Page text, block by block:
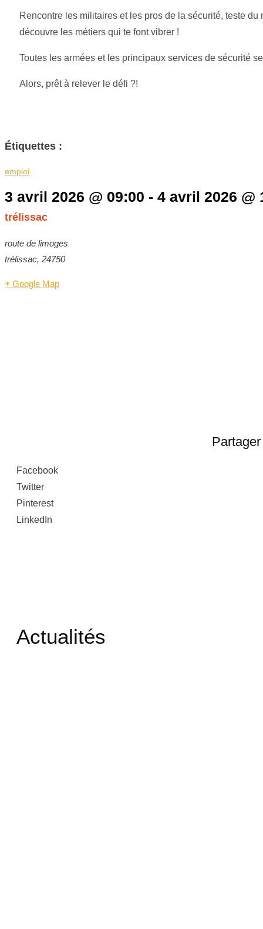
Rencontre les militaires et les pros de la sécurité, teste
découvre les métiers qui te font vibrer !
Toutes les armées et les principaux services de sécurité
Alors, prêt à relever le défi ?!
Étiquettes :
emploi
3 avril 2026 @ 09:00 - 4 avril 2026 @
trélissac
route de limoges
trélissac, 24750
+ Google Map
Partager
Facebook
Twitter
Pinterest
LinkedIn
Actualités